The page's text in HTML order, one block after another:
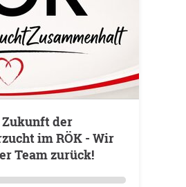
im RÖK - Wir
Team zurück!